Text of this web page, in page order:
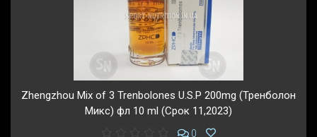
Zhengzhou Mix of 3 Trenbolones U.S.P 200mg (Тренболон
Микс) фл 10 ml (Срок 11,2023)
0